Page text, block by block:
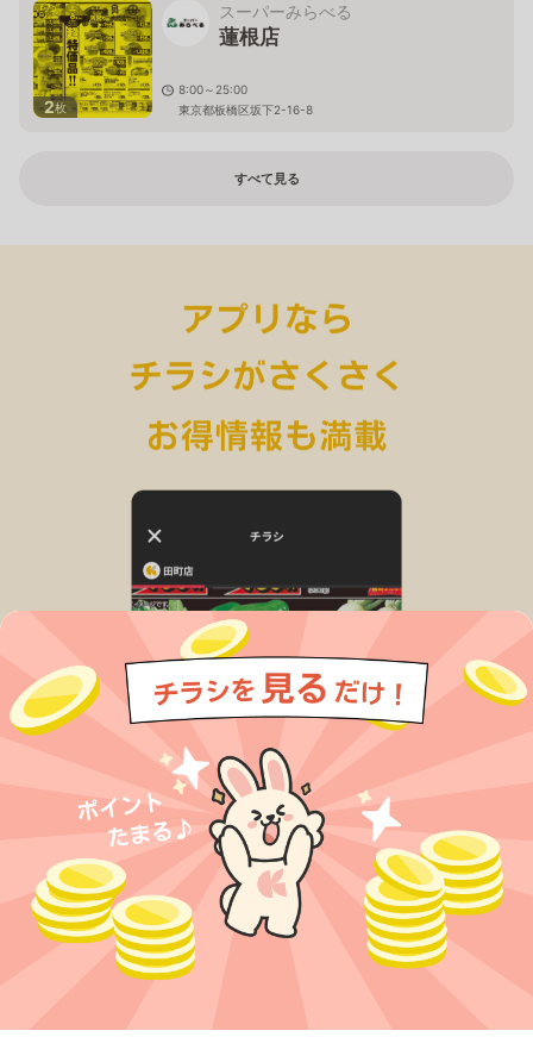
2枚
スーパーみらべる
蓮根店
8:00～25:00
東京都板橋区坂下2-16-8
すべて見る